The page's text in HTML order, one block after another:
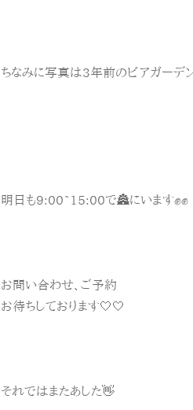
ちなみに写真は3年前のビアガーデ
明日も9:00~15:00で🏯にいます✊✊
お問い合わせ、ご予約
お待ちしております🤍🤍
それではまたあした👋